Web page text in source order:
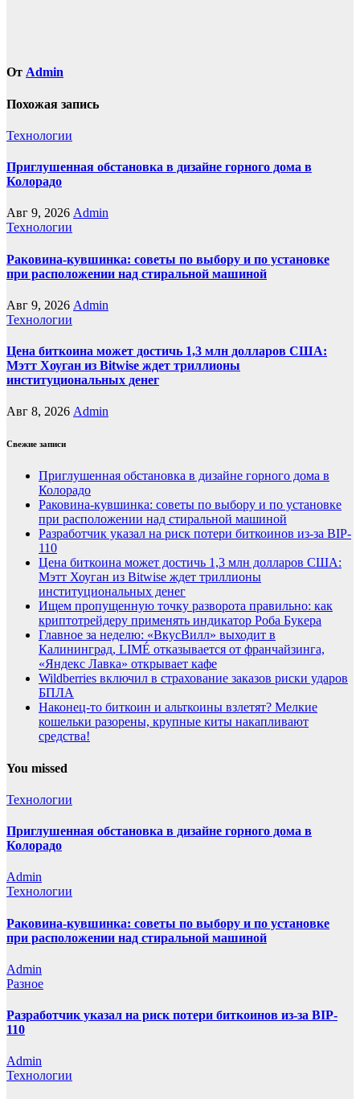
От Admin
Похожая запись
Технологии
Приглушенная обстановка в дизайне горного дома в
Колорадо
Авг 9, 2026 Admin
Технологии
Раковина-кувшинка: советы по выбору и по установке
при расположении над стиральной машиной
Авг 9, 2026 Admin
Технологии
Цена биткоина может достичь 1,3 млн долларов США:
Мэтт Хоуган из Bitwise ждет триллионы
институциональных денег
Авг 8, 2026 Admin
Свежие записи
Приглушенная обстановка в дизайне горного дома в
Колорадо
Раковина-кувшинка: советы по выбору и по установке
при расположении над стиральной машиной
Разработчик указал на риск потери биткоинов из-за BIP-
110
Цена биткоина может достичь 1,3 млн долларов США:
Мэтт Хоуган из Bitwise ждет триллионы
институциональных денег
Ищем пропущенную точку разворота правильно: как
криптотрейдеру применять индикатор Роба Букера
Главное за неделю: «ВкусВилл» выходит в
Калининград, LIMÉ отказывается от франчайзинга,
«Яндекс Лавка» открывает кафе
Wildberries включил в страхование заказов риски ударов
БПЛА
Наконец-то биткоин и альткоины взлетят? Мелкие
кошельки разорены, крупные киты накапливают
средства!
You missed
Технологии
Приглушенная обстановка в дизайне горного дома в
Колорадо
Admin
Технологии
Раковина-кувшинка: советы по выбору и по установке
при расположении над стиральной машиной
Admin
Разное
Разработчик указал на риск потери биткоинов из-за BIP-
110
Admin
Технологии